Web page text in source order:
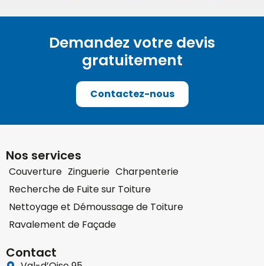
Demandez votre devis
gratuitement
Contactez-nous
Nos services
Couverture Zinguerie Charpenterie
Recherche de Fuite sur Toiture
Nettoyage et Démoussage de Toiture
Ravalement de Façade
Contact